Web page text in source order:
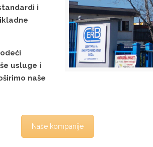
i
usluge i
naše
Naše kompanije